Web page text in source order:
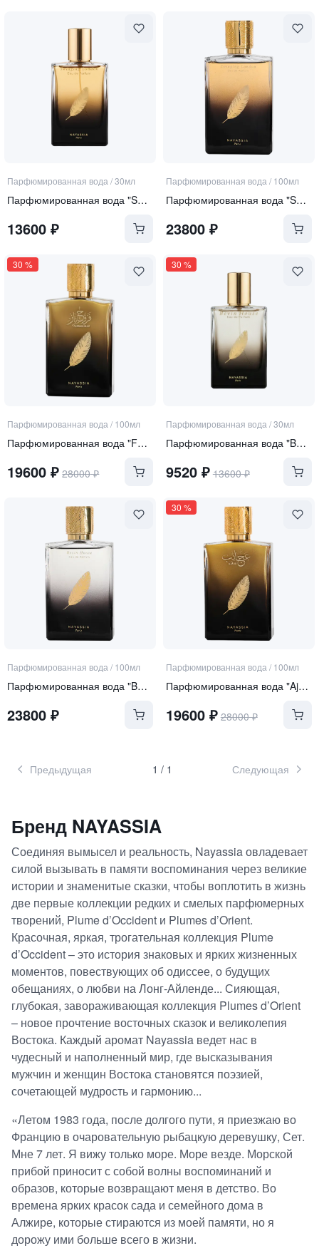
Парфюмированная вода /30мл
Парфюмированная вода "Swinging London"
13600 ₽
Парфюмированная вода / 100мл
Парфюмированная вода "Swinging London"
23800₽
30 %
Парфюмированная вода / 100мл
Парфюмированная вода "Farrukhnaz"
19600 ₽ 28000₽
30 %
Парфюмированная вода /30мл
Парфюмированная вода "Bevin House"
9520₽ 13600₽
Парфюмированная вода / 100мл
Парфюмированная вода "Bevin House"
23800 ₽
30 %
Парфюмированная вода / 100мл
Парфюмированная вода "Aja'ib"
19600₽ 28000₽
Предыдущая 1 / 1 Следующая
Бренд NAYASSIA
Соединяя вымысел и реальность, Nayassia овладевает
силой вызывать в памяти воспоминания через великие
истории и знаменитые сказки, чтобы воплотить в жизнь
две первые коллекции редких и смелых парфюмерных
творений, Plume d’Occident и Plumes d’Orient.
Красочная, яркая, трогательная коллекция Plume
d’Occident – это история знаковых и ярких жизненных
моментов, повествующих об одиссее, о будущих
обещаниях, о любви на Лонг-Айленде... Сияющая,
глубокая, завораживающая коллекция Plumes d’Orient
– новое прочтение восточных сказок и великолепия
Востока. Каждый аромат Nayassia ведет нас в
чудесный и наполненный мир, где высказывания
мужчин и женщин Востока становятся поэзией,
сочетающей мудрость и гармонию...
«Летом 1983 года, после долгого пути, я приезжаю во
Францию в очаровательную рыбацкую деревушку, Сет.
Мне 7 лет. Я вижу только море. Море везде. Морской
прибой приносит с собой волны воспоминаний и
образов, которые возвращают меня в детство. Во
времена ярких красок сада и семейного дома в
Алжире, которые стираются из моей памяти, но я
дорожу ими больше всего в жизни.